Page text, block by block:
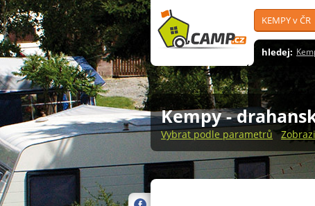
KEMPY v ČR
hledej:
Kempy -
Vybrat podle parametrů